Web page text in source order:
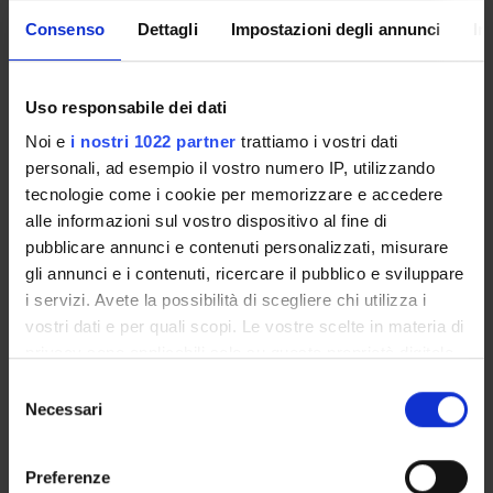
Consenso Dettagli Impostazioni degli annunci
Uso responsabile dei dati
Noi e i nostri 1022 partner trattiamo i vostri dati
personali, ad esempio il vostro numero IP, utilizzando
tecnologie come i cookie per memorizzare e accedere
alle informazioni sul vostro dispositivo al fine di
pubblicare annunci e contenuti personalizzati, misurare
gli annunci e i contenuti, ricercare il pubblico e sviluppare
i servizi. Avete la possibilità di scegliere chi utilizza i
vostri dati e per quali scopi. Le vostre scelte in materia di
modificare o revocare il proprio consenso in qualsiasi
momento dalla Dichiarazione sui cookie o facendo clic
delNecessari
Preferenze
Degree Programme
Notices
Governing bodies
Rete formativa
OFFERTA FORMATIVA
CORSI DI LAUREA
CORSI DI LAUREA MAGISTRALE